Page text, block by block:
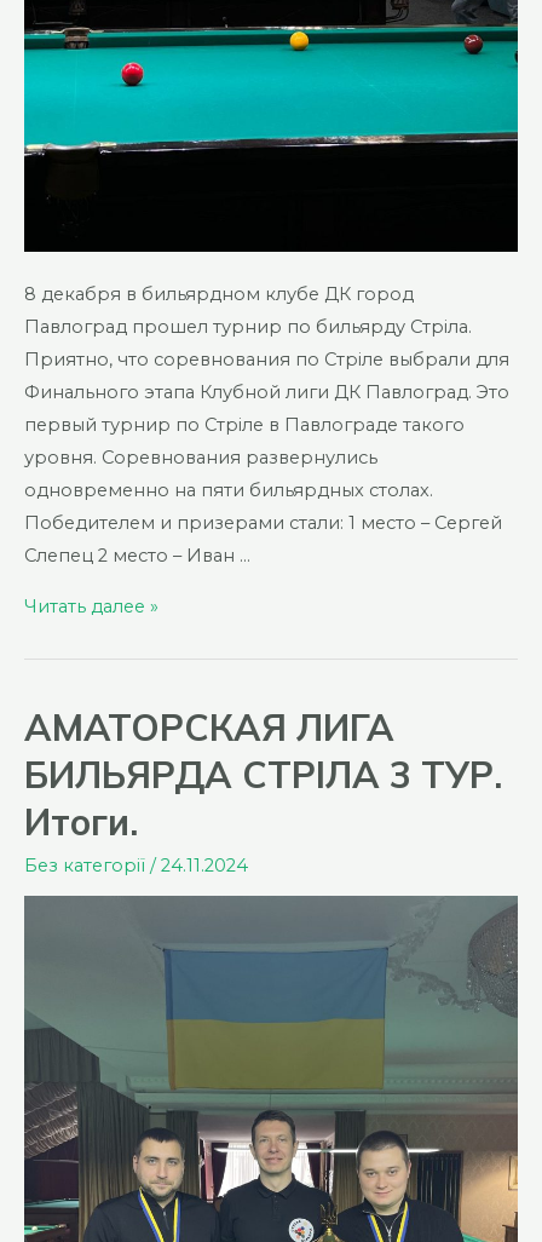
8 декабря в бильярдном клубе ДК город
Павлоград прошел турнир по бильярду Стріла.
Приятно, что соревнования по Стріле выбрали для
Финального этапа Клубной лиги ДК Павлоград. Это
первый турнир по Стріле в Павлограде такого
уровня. Соревнования развернулись
одновременно на пяти бильярдных столах.
Победителем и призерами стали: 1 место – Сергей
Слепец 2 место – Иван …
Турнир
Павлограде
Читать далее »
АМАТОРСКАЯ ЛИГА
БИЛЬЯРДА СТРІЛА 3 ТУР.
Итоги.
Без категорії /24.11.2024